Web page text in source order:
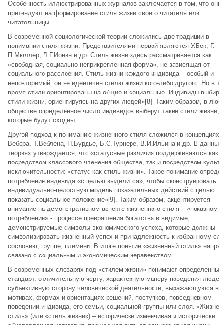
Особенность иллюстрированных журналов заключается в том, что
претендуют на формирование стиля жизни своего читателя или
читательницы.
В современной социологической теории сложились две традиции в
понимании стиля жизни. Представителями первой являются У.Бек, Г.-
П.Мюллер, Л.Г.Ионин и др. Стиль жизни здесь рассматривается как
«свободная, социально неприкрепленная форма», не зависящая от
социального расслоения. Стиль жизни каждого индивида – особый и
неповторимый: он не идентичен стилю жизни кого-либо другого. Но в
время стили ориентированы на общие и социальные. Индивиды
стили жизни, ориентируясь на других людей»[8]. Таким образом, в
обществе определенное число индивидов выберут такие стили жизни,
которые будут сходны.
Другой подход к пониманию жизненного стиля сложился в
Вебера, Т.Веблена, П.Бурдье, Б.С.Турнере, В.И.Ильина и др. В
теориях утверждается, что «статусные различия поддерживаются как
посредством классового членения общества, так и посредством
исключительности: «статус как стиль жизни». Такое понимание
потребление индивида «с целью выделится», чтобы сконструировать
индивидуально-целостную модель показательных действий с целью
показать социальное положение»[9]. Таким образом, акцентируется
внимание на демонстративном аспекте жизненного стиля – «показном
потреблении» - процессе превращения богатства в видимые,
демонстрируемые символы экономического успеха, которые должны
символизировать жизненный успех и принадлежность к избранному
сословию, группе, племени. В итоге понятие «жизненный стиль»
связано с социальным и экономическим неравенством.
В современных словарях под «стилем жизни» понимают
стандарт, отличительную черту, характерную манеру поведения
субъективную сторону человеческой деятельности, выражающуюся в
мотивах, формах и ориентациях решений, поступков, повседневном
поведении индивида, его семьи, социальной группы или слоя.
стиль» (или «стиль жизни») – исторически изменчивая и исторически